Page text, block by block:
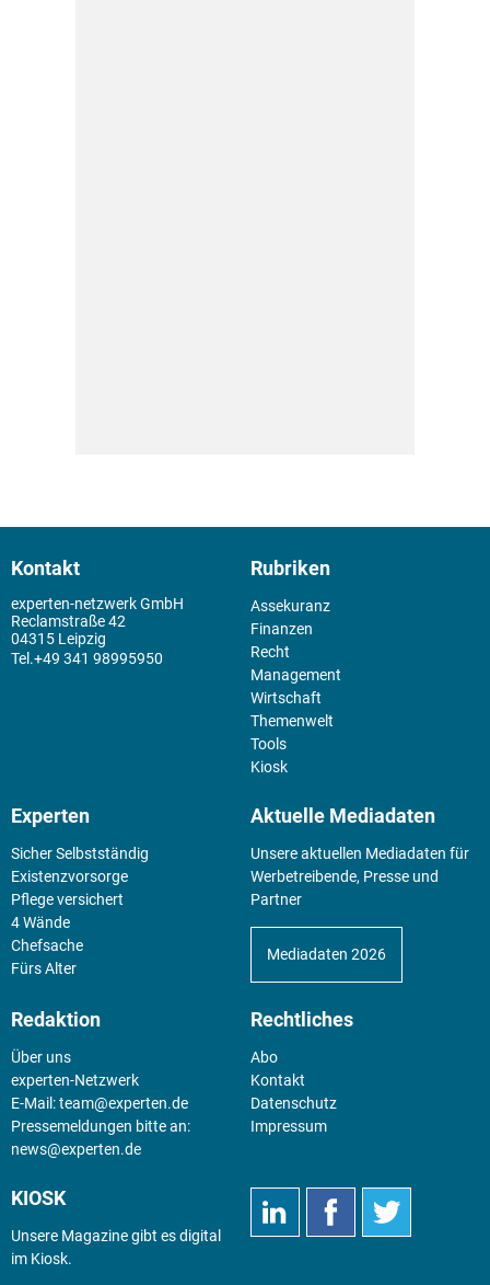
Kontakt
experten-netzwerk GmbH
Reclamstraße 42
04315 Leipzig
+49 341 98995950
Rubriken
Assekuranz
Finanzen
Recht
Management
Wirtschaft
Themenwelt
Tools
Kiosk
Experten
Sicher Selbstständig
Existenz­vorsorge
Pflege versichert
4 Wände
Chefsache
Fürs Alter
Aktuelle Mediadaten
Unsere aktuellen Mediadaten für
Werbetreibende, Presse und
Partner
Mediadaten 2026
Redaktion
Über uns
experten-Netzwerk
E-Mail:team@experten.de
Pressemeldungen bitte an:
news@experten.de
Rechtliches
Abo
Kontakt
Datenschutz
Impressum
KIOSK
Unsere Magazine gibt es digital
im Kiosk.